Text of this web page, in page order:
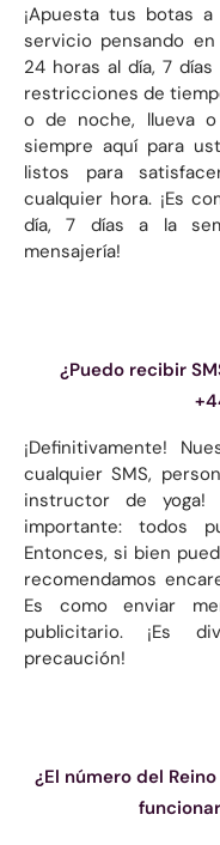
¡Apuesta tus botas
servicio pensando
24 horas al día, 7
restricciones de
o de noche, llueva
siempre aquí para
listos para
cualquier hora. ¡Es
día, 7 días a la
mensajería!
¿Puedo recibir
¡Definitivamente!
cualquier SMS,
instructor de yoga!
importante: todos
Entonces, si bien
recomendamos
Es como enviar
publicitario. ¡Es
precaución!
¿El número del